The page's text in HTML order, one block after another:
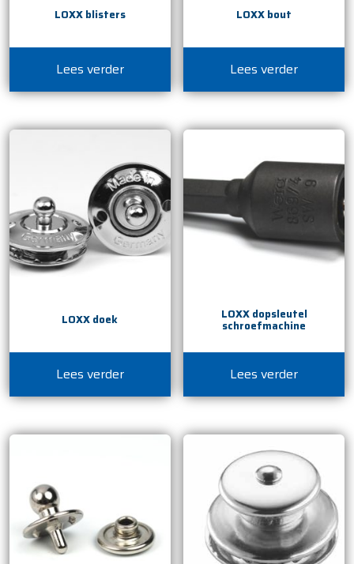
LOXX blisters
Lees verder
LOXX bout
Lees verder
LOXX doek
Lees verder
LOXX dopsleutel
schroefmachine
Lees verder